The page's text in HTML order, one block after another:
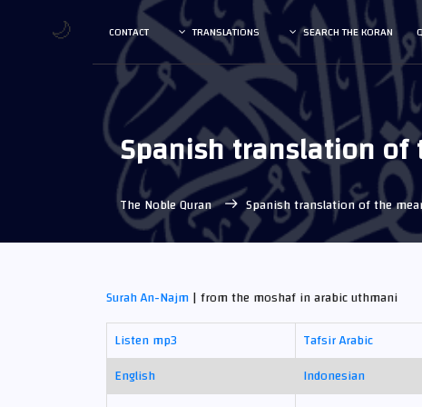
SEARCH THE KORAN
TRANSLATIONS
CONTACT
Spanish translation of
The Noble Quran Spanish translation of the
Surah An-Najm| from the moshaf in arabic uthmani
Listen mp3
Tafsir Arabic
English
Indonesian
🌙